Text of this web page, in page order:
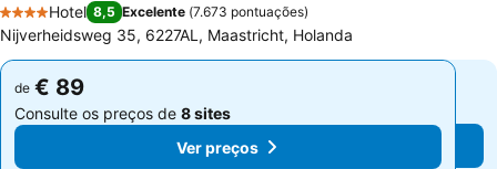
4 Estrelas
Hotel 8,5 Excelente (7.673 pontuações)
Nijverheidsweg 35, 6227AL, Maastricht, Holanda
de € 89
Consulte os preços de 8 sites
Ver preços
de € 89
Consulte os preços de 8 sites
Ver preços